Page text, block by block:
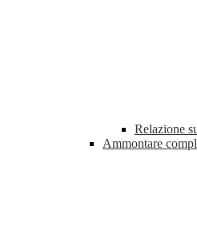
Relazione
Ammontare